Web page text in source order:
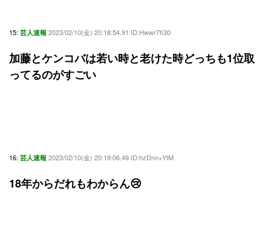
15: 芸人速報 2023/02/10(金) 20:18:54.91 ID:Hwwr7fi30
加藤とケンコバは若い時と老けた時どっちも1位取
ってるのがすごい
16: 芸人速報 2023/02/10(金) 20:19:06.49 ID:hzDnn+YtM
18年からだれもわからん😢